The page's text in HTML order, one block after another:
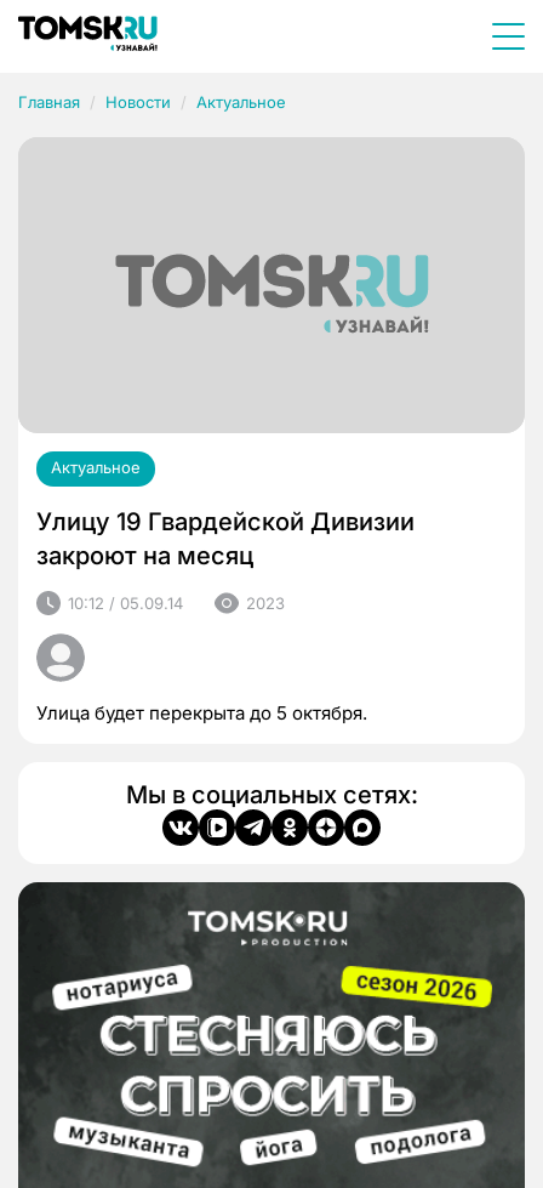
Главная Новости Актуальное
Актуальное
Улицу 19 Гвардейской Дивизии
закроют на месяц
10:12 / 05.09.14 2023
Улица будет перекрыта до 5 октября.
Мы в социальных сетях: